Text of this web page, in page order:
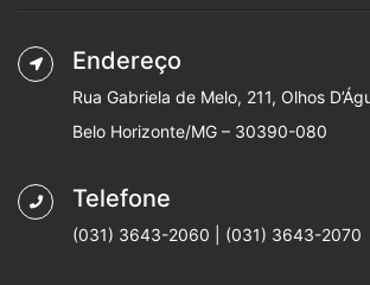
Endereço
Rua Gabriela de Melo, 211, Olhos
Belo Horizonte/MG – 30390-080
Telefone
(031) 3643-2060 | (031) 3643-2070